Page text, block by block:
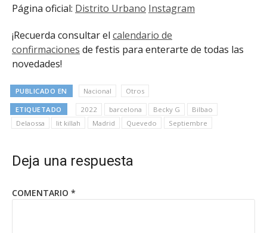
Página oficial: Distrito Urbano Instagram
¡Recuerda consultar el calendario de
confirmaciones de festis para enterarte de todas las
novedades!
PUBLICADO EN Nacional Otros
ETIQUETADO 2022 barcelona Becky G
Bilbao
Delaossa
lit killah Madrid Quevedo Septiembre
Deja una respuesta
COMENTARIO *